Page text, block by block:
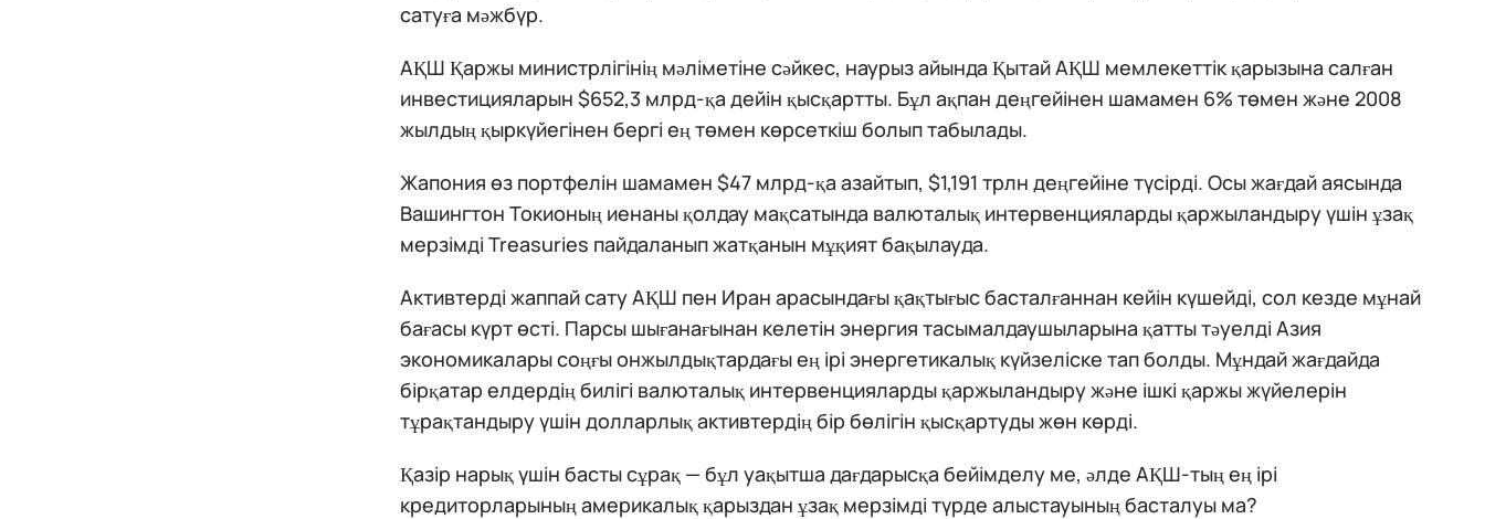
сатуға мәжбүр.
АҚШ Қаржы министрлігінің мәліметіне сәйкес, наурыз айында Қытай АҚШ мемлекеттік қарызына салған
инвестицияларын $652,3 млрд-қа дейін қысқартты. Бұл ақпан деңгейінен шамамен 6% төмен және 2008
жылдың қыркүйегінен бергі ең төмен көрсеткіш болып табылады.
Жапония өз портфелін шамамен $47 млрд-қа азайтып, $1,191 трлн деңгейіне түсірді. Осы жағдай аясында
Вашингтон Токионың иенаны қолдау мақсатында валюталық интервенцияларды қаржыландыру үшін ұзақ
мерзімді Treasuries пайдаланып жатқанын мұқият бақылауда.
Активтерді жаппай сату АҚШ пен Иран арасындағы қақтығыс басталғаннан кейін күшейді, сол кезде мұнай
бағасы күрт өсті. Парсы шығанағынан келетін энергия тасымалдаушыларына қатты тәуелді Азия
экономикалары соңғы онжылдықтардағы ең ірі энергетикалық күйзеліске тап болды. Мұндай жағдайда
бірқатар елдердің билігі валюталық интервенцияларды қаржыландыру және ішкі қаржы жүйелерін
тұрақтандыру үшін долларлық активтердің бір бөлігін қысқартуды жөн көрді.
Қазір нарық үшін басты сұрақ — бұл уақытша дағдарысқа бейімделу ме, әлде АҚШ-тың ең ірі
кредиторларының америкалық қарыздан ұзақ мерзімді түрде алыстауының басталуы ма?